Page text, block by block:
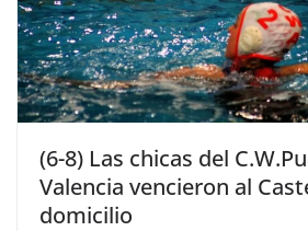
(6-8) Las chicas del
Valencia vencieron al
domicilio